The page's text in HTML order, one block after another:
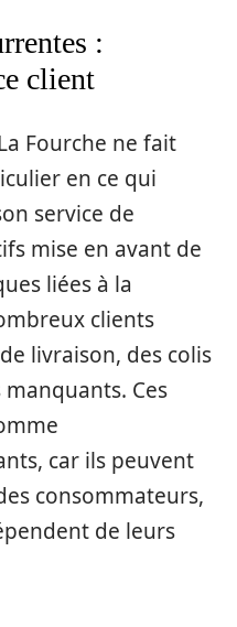
:
client
Fourche ne fait
en ce qui
service de
mise en avant de
liées à la
clients
livraison, des colis
Ces
car ils peuvent
consommateurs,
de leurs